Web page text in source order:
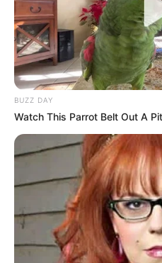
BUZZ DAY
Watch This Parrot Belt Out A